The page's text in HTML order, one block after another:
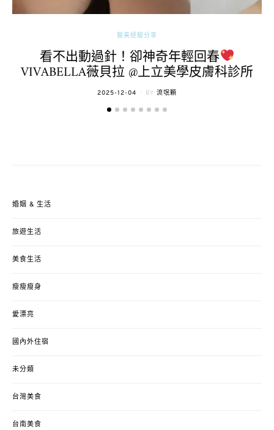
醫美經驗分享
看不出動過針！卻神奇年輕回春
VIVABELLA薇貝拉 @上立美學皮膚科診所
POSTED
2025-12-04 BY 流氓顆
婚姻 & 生活
旅遊生活
美食生活
瘦瘦瘦身
愛漂亮
國內外住宿
未分類
台灣美食
台南美食